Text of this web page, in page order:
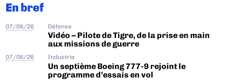
En bref
07/08/26 Défense
Vidéo – Pilote de Tigre, de la prise en main
aux missions de guerre
07/08/26 Industrie
Un septième Boeing 777-9 rejoint le
programme d’essais en vol